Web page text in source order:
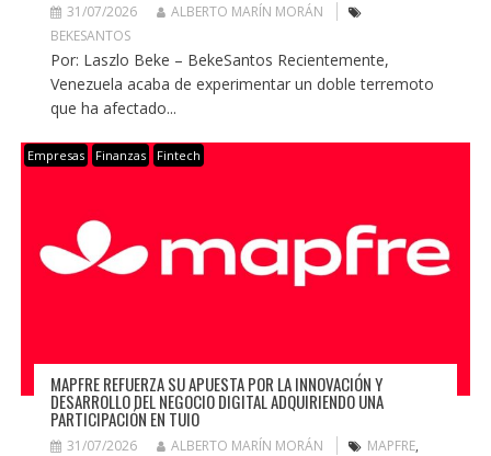
31/07/2026
ALBERTO MARÍN MORÁN
BEKESANTOS
Por: Laszlo Beke – BekeSantos Recientemente,
Venezuela acaba de experimentar un doble terremoto
que ha afectado...
Empresas Finanzas Fintech
MAPFRE REFUERZA SU APUESTA POR LA INNOVACIÓN Y
DESARROLLO DEL NEGOCIO DIGITAL ADQUIRIENDO UNA
PARTICIPACIÓN EN TUIO
31/07/2026 ALBERTO MARÍN MORÁN MAPFRE,